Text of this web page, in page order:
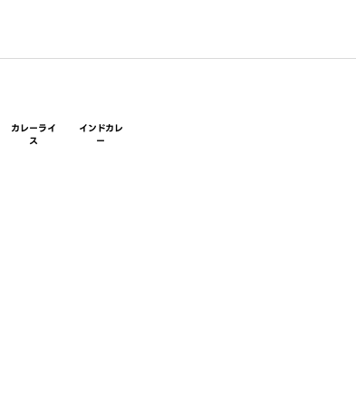
カレーライ
ス
インドカレ
ー